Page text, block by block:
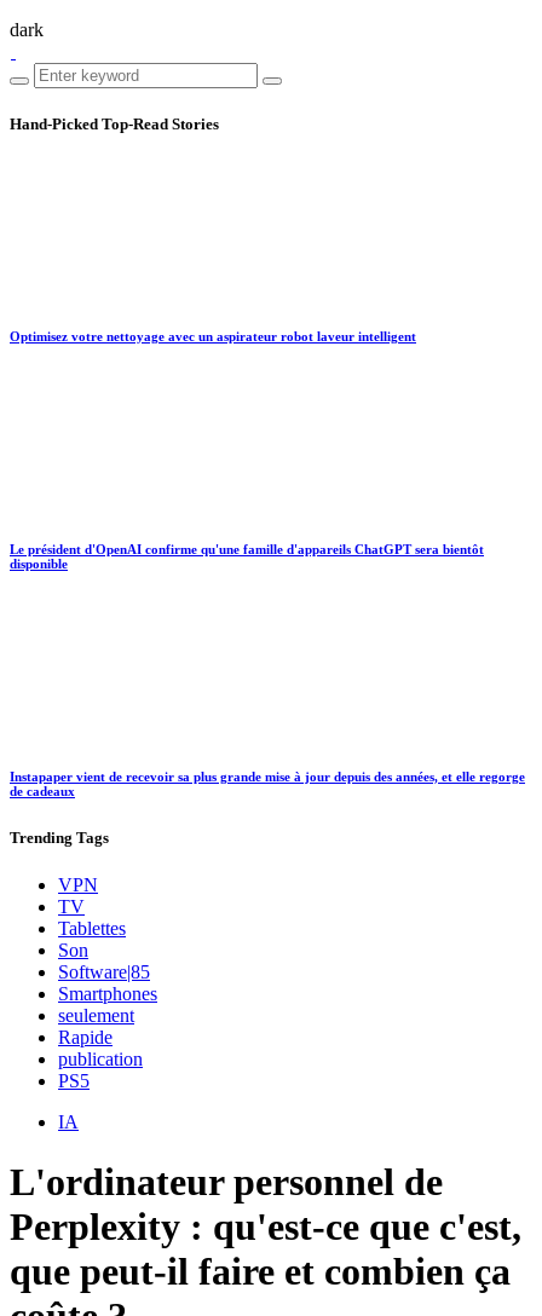
dark
Hand-Picked Top-Read Stories
Optimisez votre nettoyage avec un aspirateur robot laveur intelligent
Le président d'OpenAI confirme qu'une famille d'appareils ChatGPT sera bientôt
disponible
Instapaper vient de recevoir sa plus grande mise à jour depuis des années, et elle regorge
de cadeaux
Trending Tags
VPN
TV
Tablettes
Son
Software|85
Smartphones
seulement
Rapide
publication
PS5
IA
L'ordinateur personnel de
Perplexity : qu'est-ce que c'est,
que peut-il faire et combien ça